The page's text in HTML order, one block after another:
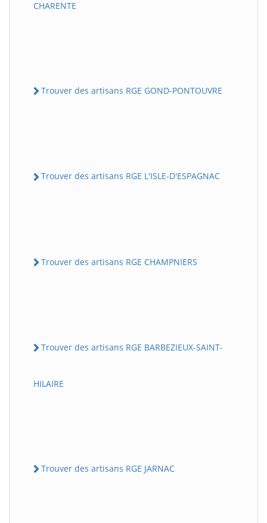
CHARENTE
Trouver des artisans RGE GOND-PONTOUVRE
Trouver des artisans RGE L'ISLE-D'ESPAGNAC
Trouver des artisans RGE CHAMPNIERS
Trouver des artisans RGE BARBEZIEUX-SAINT-
HILAIRE
Trouver des artisans RGE JARNAC